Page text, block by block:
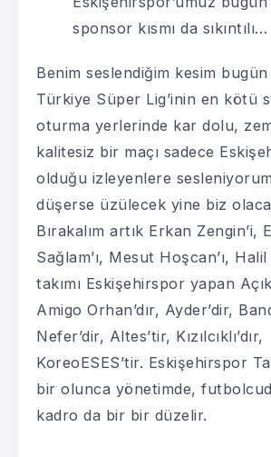
sponsor kısmı da sıkıntılı…
Benim seslendiğim kesim
Türkiye Süper Lig’inin en kötü
oturma yerlerinde kar dolu,
kalitesiz bir maçı sadece
olduğu izleyenlere
düşerse üzülecek yine biz
Bırakalım artık Erkan Zengin’i,
Sağlam’ı, Mesut Hoşcan’ı, Halil
takımı Eskişehirspor yapan
Amigo Orhan’dır, Ayder’dir,
Nefer’dir, Altes’tir, Kızılcıklı’dır,
KoreoESES’tir. Eskişehirspor
bir olunca yönetimde,
kadro da bir bir düzelir.